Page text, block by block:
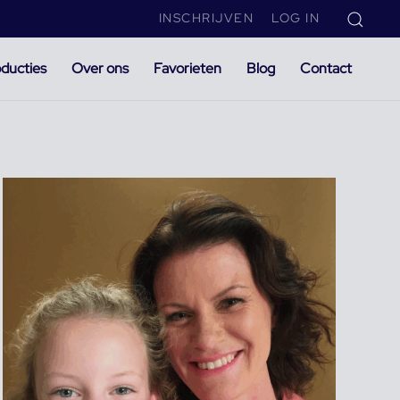
INSCHRIJVEN LOG IN
Over ons Favorieten Blog Contact